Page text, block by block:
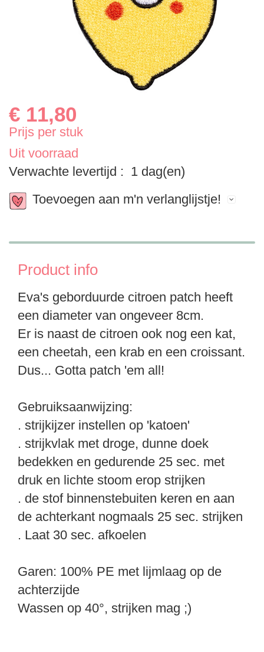
€ 11,80
Prijs per stuk
Uit voorraad
Verwachte levertijd : 1 dag(en)
Toevoegen aan m'n verlanglijstje!
Product info
Eva's geborduurde citroen patch heeft
een diameter van ongeveer 8cm.
Er is naast de citroen ook nog een kat,
een cheetah, een krab en een croissant.
Dus... Gotta patch 'em all!
Gebruiksaanwijzing:
. strijkijzer instellen op 'katoen'
. strijkvlak met droge, dunne doek
bedekken en gedurende 25 sec. met
druk en lichte stoom erop strijken
. de stof binnenstebuiten keren en aan
de achterkant nogmaals 25 sec. strijken
. Laat 30 sec. afkoelen
Garen: 100% PE met lijmlaag op de
achterzijde
Wassen op 40°, strijken mag ;)